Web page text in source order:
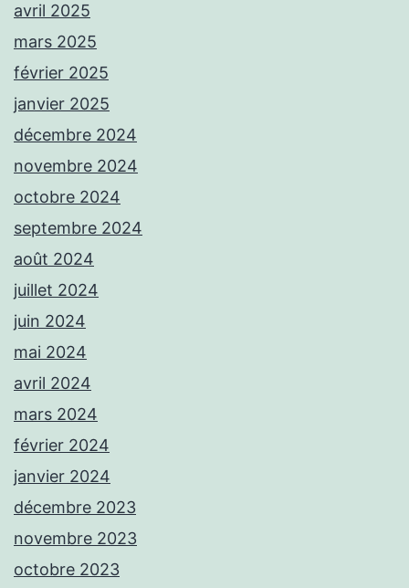
avril 2025
mars 2025
février 2025
janvier 2025
décembre 2024
novembre 2024
octobre 2024
septembre 2024
août 2024
juillet 2024
juin 2024
mai 2024
avril 2024
mars 2024
février 2024
janvier 2024
décembre 2023
novembre 2023
octobre 2023